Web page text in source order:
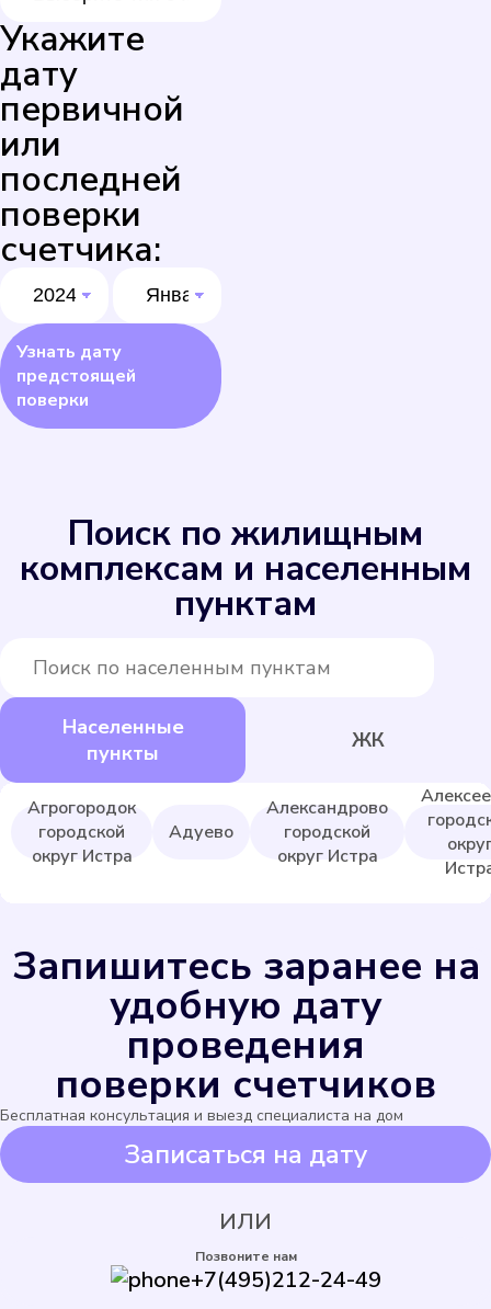
Декаст ВСКМ-15
ЭКО НОМ СВ-15-80
Подробнее
Выбрать
Выбрать
ENBRA для горячей
Укажите
дату
первичной
или
последней
поверки
счетчика:
Узнать дату
предстоящей
поверки
Поиск по жилищным
комплексам и населенным
пунктам
Населенные
пункты
ЖК
Агрогородок
городской
округ Истра
Адуево
Александрово
городской
округ Истра
Запишитесь заранее на
удобную дату
проведения
поверки счетчиков
Бесплатная консультация и выезд специалиста на дом
Записаться на дату
ИЛИ
Позвоните нам
+7(495)212-24-49